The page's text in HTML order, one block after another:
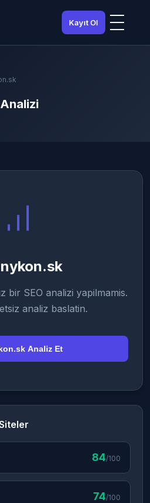
Kayıt Ol
bir SEO analizi yapilmamis.
analiz baslatin.
Analiz Et
84/100
74/100